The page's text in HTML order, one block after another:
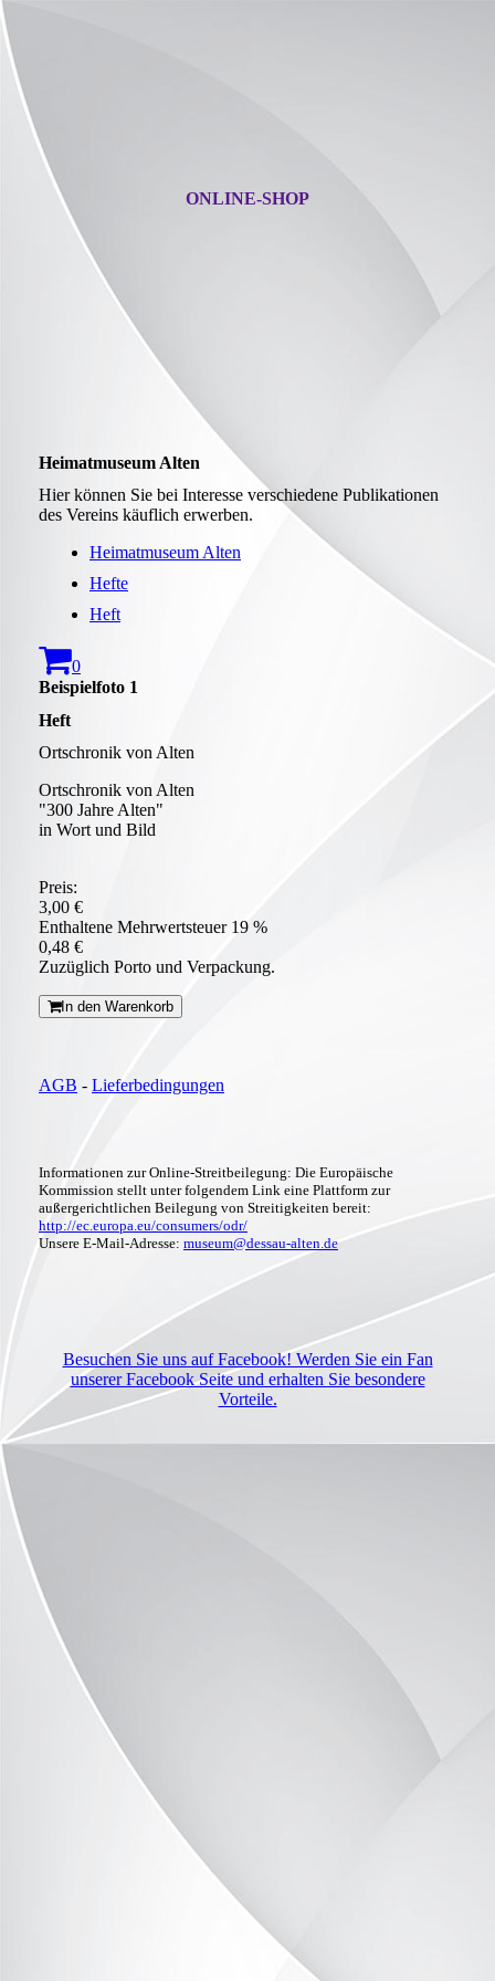
ONLINE-SHOP
Heimatmuseum Alten
Hier können Sie bei Interesse verschiedene Publikationen
des Vereins käuflich erwerben.
Heimatmuseum Alten
Hefte
Heft
0
Beispielfoto 1
Heft
Ortschronik von Alten
Ortschronik von Alten
"300 Jahre Alten"
in Wort und Bild
Preis:
3,00 €
Enthaltene Mehrwertsteuer 19 %
0,48 €
Zuzüglich Porto und Verpackung.
In den Warenkorb
AGB - Lieferbedingungen
Informationen zur Online-Streitbeilegung: Die Europäische
Kommission stellt unter folgendem Link eine Plattform zur
außergerichtlichen Beilegung von Streitigkeiten bereit:
http://ec.europa.eu/consumers/odr/
Unsere E-Mail-Adresse: museum@dessau-alten.de
Besuchen Sie uns auf Facebook! Werden Sie ein Fan
unserer Facebook Seite und erhalten Sie besondere
Vorteile.